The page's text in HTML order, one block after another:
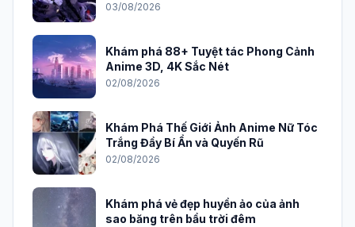
03/08/2026
Khám phá 88+ Tuyệt tác Phong Cảnh
Anime 3D, 4K Sắc Nét
02/08/2026
Khám Phá Thế Giới Ảnh Anime Nữ Tóc
Trắng Đầy Bí Ẩn và Quyến Rũ
02/08/2026
Khám phá vẻ đẹp huyền ảo của ảnh
sao băng trên bầu trời đêm